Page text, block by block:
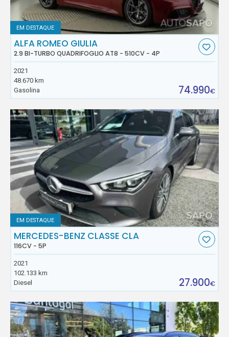
EM DESTAQUE
ALFA ROMEO GIULIA
2.9 BI-TURBO QUADRIFOGLIO AT8 - 510CV - 4P
2021
48.670 km
Gasolina
74.990€
EM DESTAQUE
MERCEDES-BENZ CLASSE CLA
116CV - 5P
2021
102.133 km
Diesel
27.900€